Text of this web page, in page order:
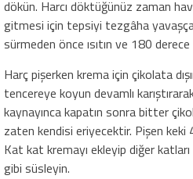
dökün. Harcı döktüğünüz zaman
gitmesi için tepsiyi tezgâha
sürmeden önce ısıtın ve 180 derece
Harç pişerken krema için çikolata
tencereye koyun devamlı
kaynayınca kapatın sonra bitter
zaten kendisi eriyecektir. Pişen keki
Kat kat kremayı ekleyip diğer
gibi süsleyin.